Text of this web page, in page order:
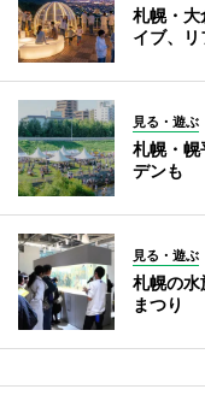
札幌・
イブ、
見る・遊ぶ
札幌・
デンも
見る・遊ぶ
札幌の
まつり